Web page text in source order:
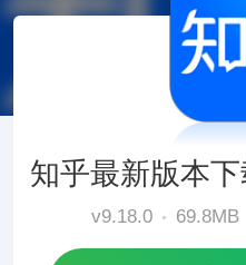
知乎最新版本
v9.18.0 69.8MB